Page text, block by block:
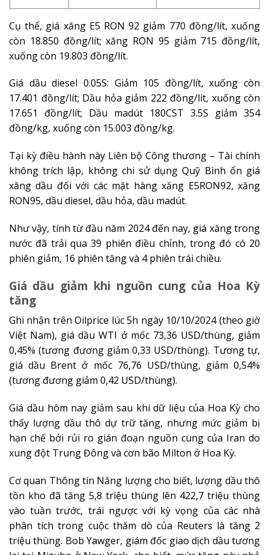
Cụ thể, giá xăng E5 RON 92 giảm 770 đồng/lít, xuống
còn 18.850 đồng/lít; xăng RON 95 giảm 715 đồng/lít,
xuống còn 19.803 đồng/lít.
Giá dầu diesel 0.05S: Giảm 105 đồng/lít, xuống còn
17.401 đồng/lít; Dầu hỏa giảm 222 đồng/lít, xuống còn
17.651 đồng/lít; Dầu madút 180CST 3.5S giảm 354
đồng/kg, xuống còn 15.003 đồng/kg.
Tại kỳ điều hành này Liên bộ Công thương – Tài chính
không trích lập, không chi sử dụng Quỹ Bình ổn giá
xăng dầu đối với các mặt hàng xăng E5RON92, xăng
RON95, dầu diesel, dầu hỏa, dầu madút.
Như vậy, tính từ đầu năm 2024 đến nay, giá xăng trong
nước đã trải qua 39 phiên điều chỉnh, trong đó có 20
phiên giảm, 16 phiên tăng và 4 phiên trái chiều.
Giá dầu giảm khi nguồn cung của Hoa Kỳ
tăng
Ghi nhận trên Oilprice lúc 5h ngày 10/10/2024 (theo giờ
Việt Nam), giá dầu WTI ở mốc 73,36 USD/thùng, giảm
0,45% (tương đương giảm 0,33 USD/thùng). Tương tự,
giá dầu Brent ở mốc 76,76 USD/thùng, giảm 0,54%
(tương đương giảm 0,42 USD/thùng).
Giá dầu hôm nay giảm sau khi dữ liệu của Hoa Kỳ cho
thấy lượng dầu thô dự trữ tăng, nhưng mức giảm bị
hạn chế bởi rủi ro gián đoạn nguồn cung của Iran do
xung đột Trung Đông và cơn bão Milton ở Hoa Kỳ.
Cơ quan Thông tin Năng lượng cho biết, lượng dầu thô
tồn kho đã tăng 5,8 triệu thùng lên 422,7 triệu thùng
vào tuần trước, trái ngược với kỳ vọng của các nhà
phân tích trong cuộc thăm dò của Reuters là tăng 2
triệu thùng. Bob Yawger, giám đốc giao dịch dầu tương